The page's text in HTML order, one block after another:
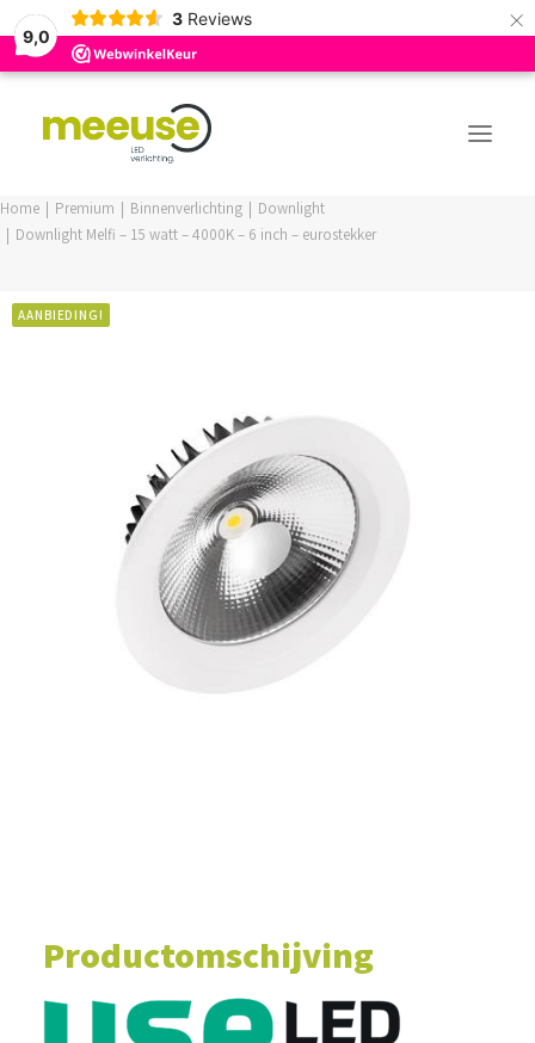
9,0
3 Reviews ×
BUDGET ASSORTIMENT
LOGIN / REGISTER
WINKELWAGEN
Home Premium Binnenverlichting
Downlight
Downlight Melfi – 15 watt – 4000K – 6 inch – eurostekker
AANBIEDING!
Productomschijving